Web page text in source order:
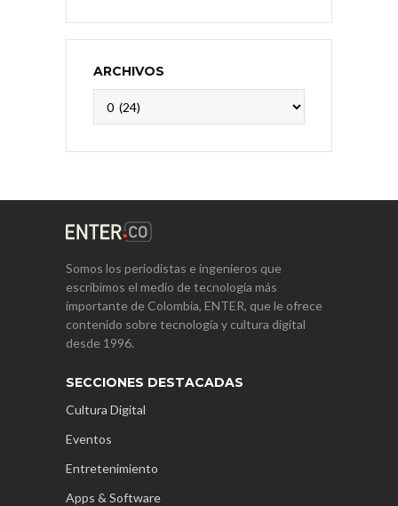
ARCHIVOS
Somos los periodistas e ingenieros que
escribimos el medio de tecnología más
importante de Colombia, ENTER, que le ofrece
contenido sobre tecnología y cultura digital
desde 1996.
SECCIONES DESTACADAS
Cultura Digital
Eventos
Entretenimiento
Apps & Software